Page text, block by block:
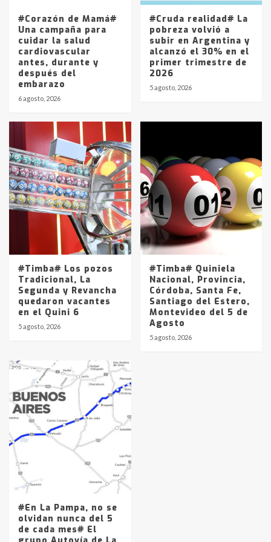
#Corazón de Mamá#
Una campaña para
cuidar la salud
cardiovascular
antes, durante y
después del
embarazo
6 agosto, 2026
#Cruda realidad# La
pobreza volvió a
subir en Argentina y
alcanzó el 30% en el
primer trimestre de
2026
5 agosto, 2026
#Timba# Los pozos
Tradicional, La
Segunda y Revancha
quedaron vacantes
en el Quini 6
5 agosto, 2026
#Timba# Quiniela
Nacional, Provincia,
Córdoba, Santa Fe,
Santiago del Estero,
Montevideo del 5 de
Agosto
5 agosto, 2026
#En La Pampa, no se
olvidan nunca del 5
de cada mes# El